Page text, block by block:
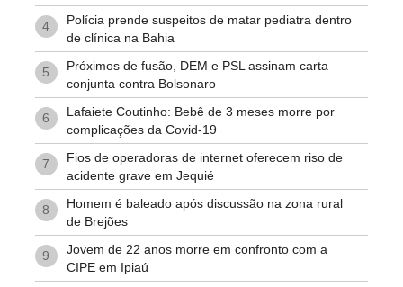
4
Polícia prende suspeitos de matar pediatra dentro
de clínica na Bahia
5
Próximos de fusão, DEM e PSL assinam carta
conjunta contra Bolsonaro
6
Lafaiete Coutinho: Bebê de 3 meses morre por
complicações da Covid-19
7
Fios de operadoras de internet oferecem riso de
acidente grave em Jequié
8
Homem é baleado após discussão na zona rural
de Brejões
9
Jovem de 22 anos morre em confronto com a
CIPE em Ipiaú